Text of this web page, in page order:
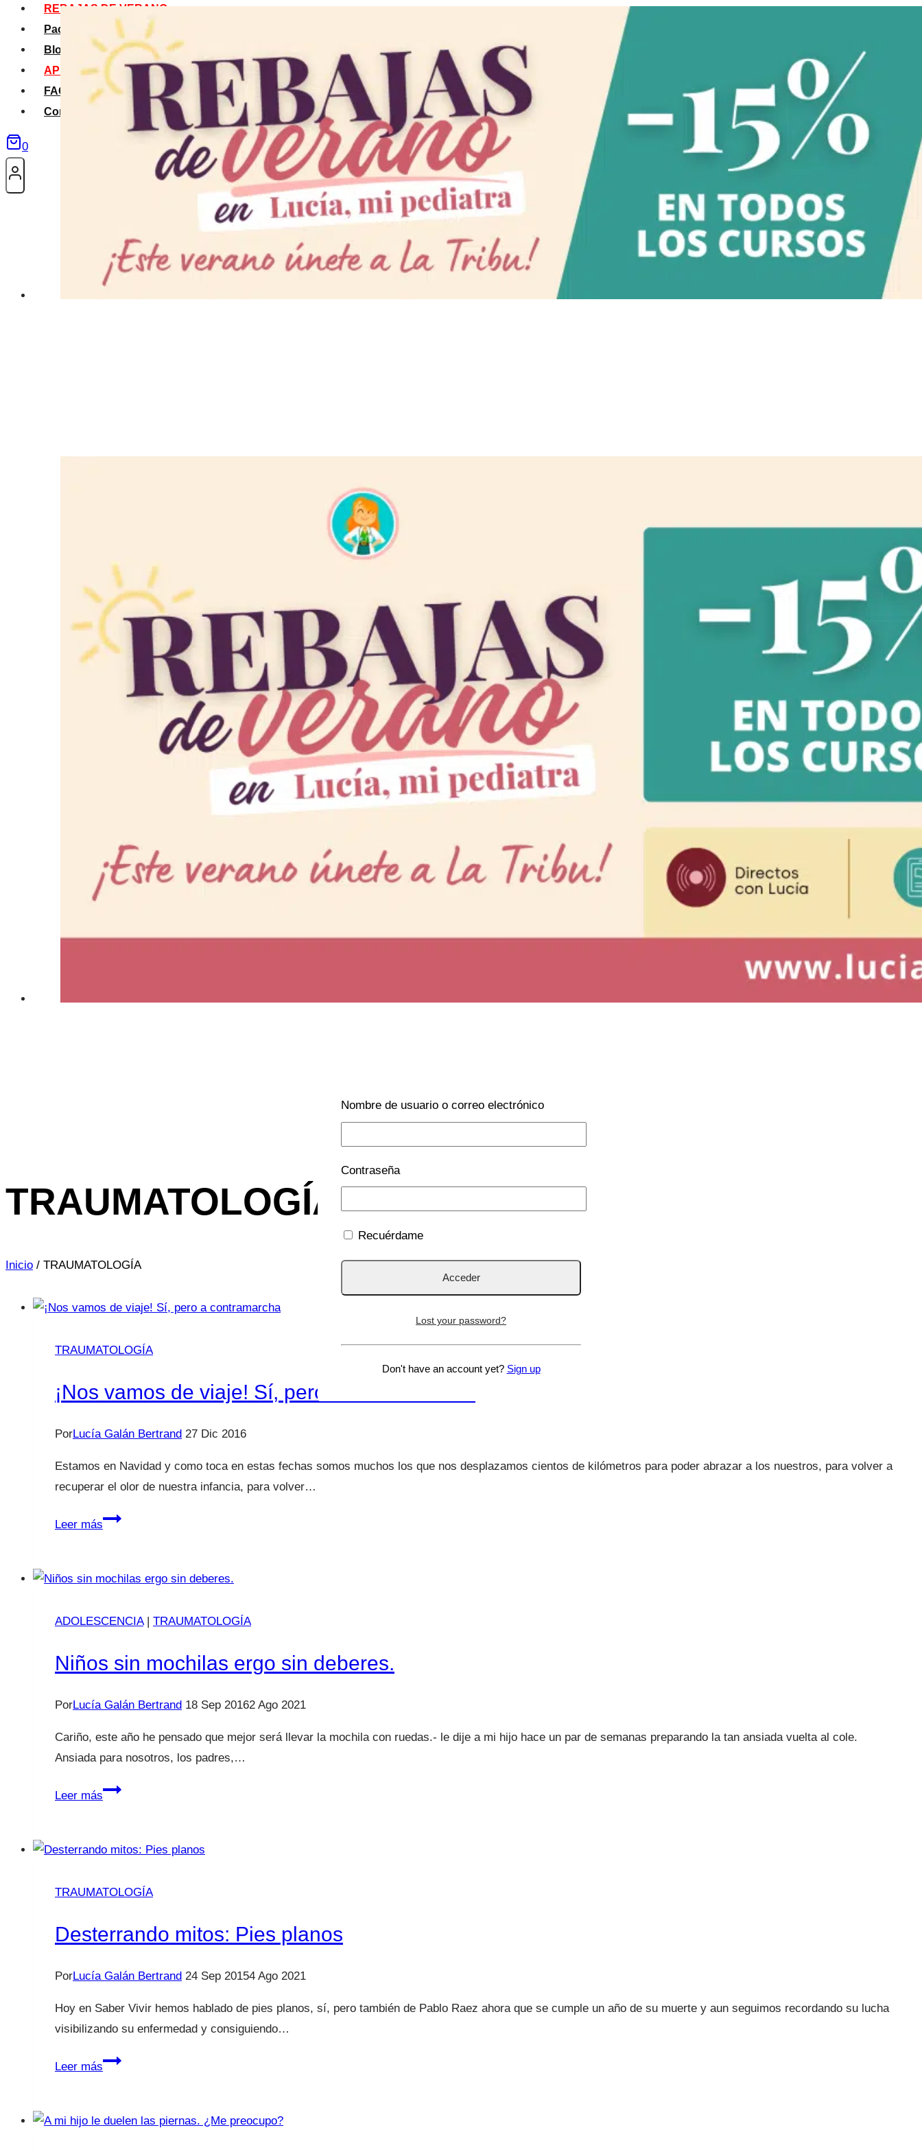
REBAJAS DE VERANO
Packs Verano
Blog
APP La Tribu
FAQS
Contacto
0
TRAUMATOLOGÍA
Inicio / TRAUMATOLOGÍA
TRAUMATOLOGÍA
¡Nos vamos de viaje! Sí, pero a contramarcha
PorLucía Galán Bertrand 27 Dic 2016
Estamos en Navidad y como toca en estas fechas somos muchos los que nos desplazamos cientos de kilómetros para poder abrazar a los nuestros, para volver a
recuperar el olor de nuestra infancia, para volver…
Leer más¡Nos
viaje!
pero
contramarcha
ADOLESCENCIA| TRAUMATOLOGÍA
Niños sin mochilas ergo sin deberes.
PorLucía Galán Bertrand 18 Sep 20162 Ago 2021
Cariño, este año he pensado que mejor será llevar la mochila con ruedas.- le dije a mi hijo hace un par de semanas preparando la tan ansiada vuelta al cole.
Ansiada para nosotros, los padres,…
Leer másNiños
ergo
deberes.
TRAUMATOLOGÍA
Desterrando mitos: Pies planos
PorLucía Galán Bertrand 24 Sep 20154 Ago 2021
Hoy en Saber Vivir hemos hablado de pies planos, sí, pero también de Pablo Raez ahora que se cumple un año de su muerte y aun seguimos recordando su lucha
visibilizando su enfermedad y consiguiendo…
Leer másDesterrando
planos
Nombre de usuario o correo electrónico
Contraseña
Recuérdame
Lost your password?
Don't have an account yet? Sign up